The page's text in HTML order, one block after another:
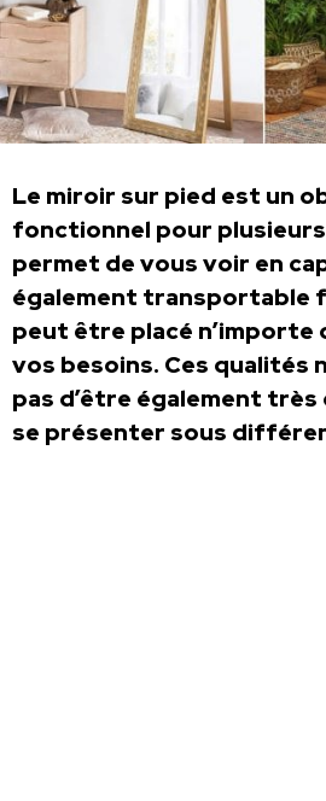
Le miroir sur pied est un
fonctionnel pour plusieurs
permet de vous voir en
également transportable
peut être placé n’importe
vos besoins. Ces qualités
pas d’être également
se présenter sous